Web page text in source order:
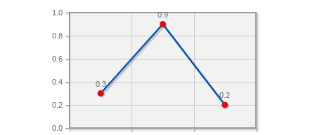
0.0
0.2
0.4
0.6
0.8
1.0
0.2
0.9
0.3